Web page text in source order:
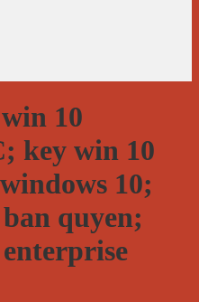
10
key win 10
10;
quyen;